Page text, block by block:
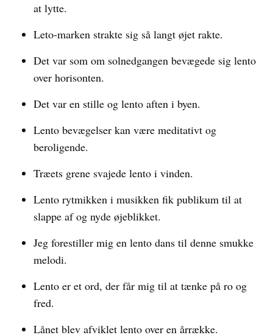
at lytte.
Leto-marken strakte sig så langt øjet rakte.
Det var som om solnedgangen bevægede sig lento
over horisonten.
Det var en stille og lento aften i byen.
Lento bevægelser kan være meditativt og
beroligende.
Træets grene svajede lento i vinden.
Lento rytmikken i musikken fik publikum til at
slappe af og nyde øjeblikket.
Jeg forestiller mig en lento dans til denne smukke
melodi.
Lento er et ord, der får mig til at tænke på ro og
fred.
Lånet blev afviklet lento over en årrække.